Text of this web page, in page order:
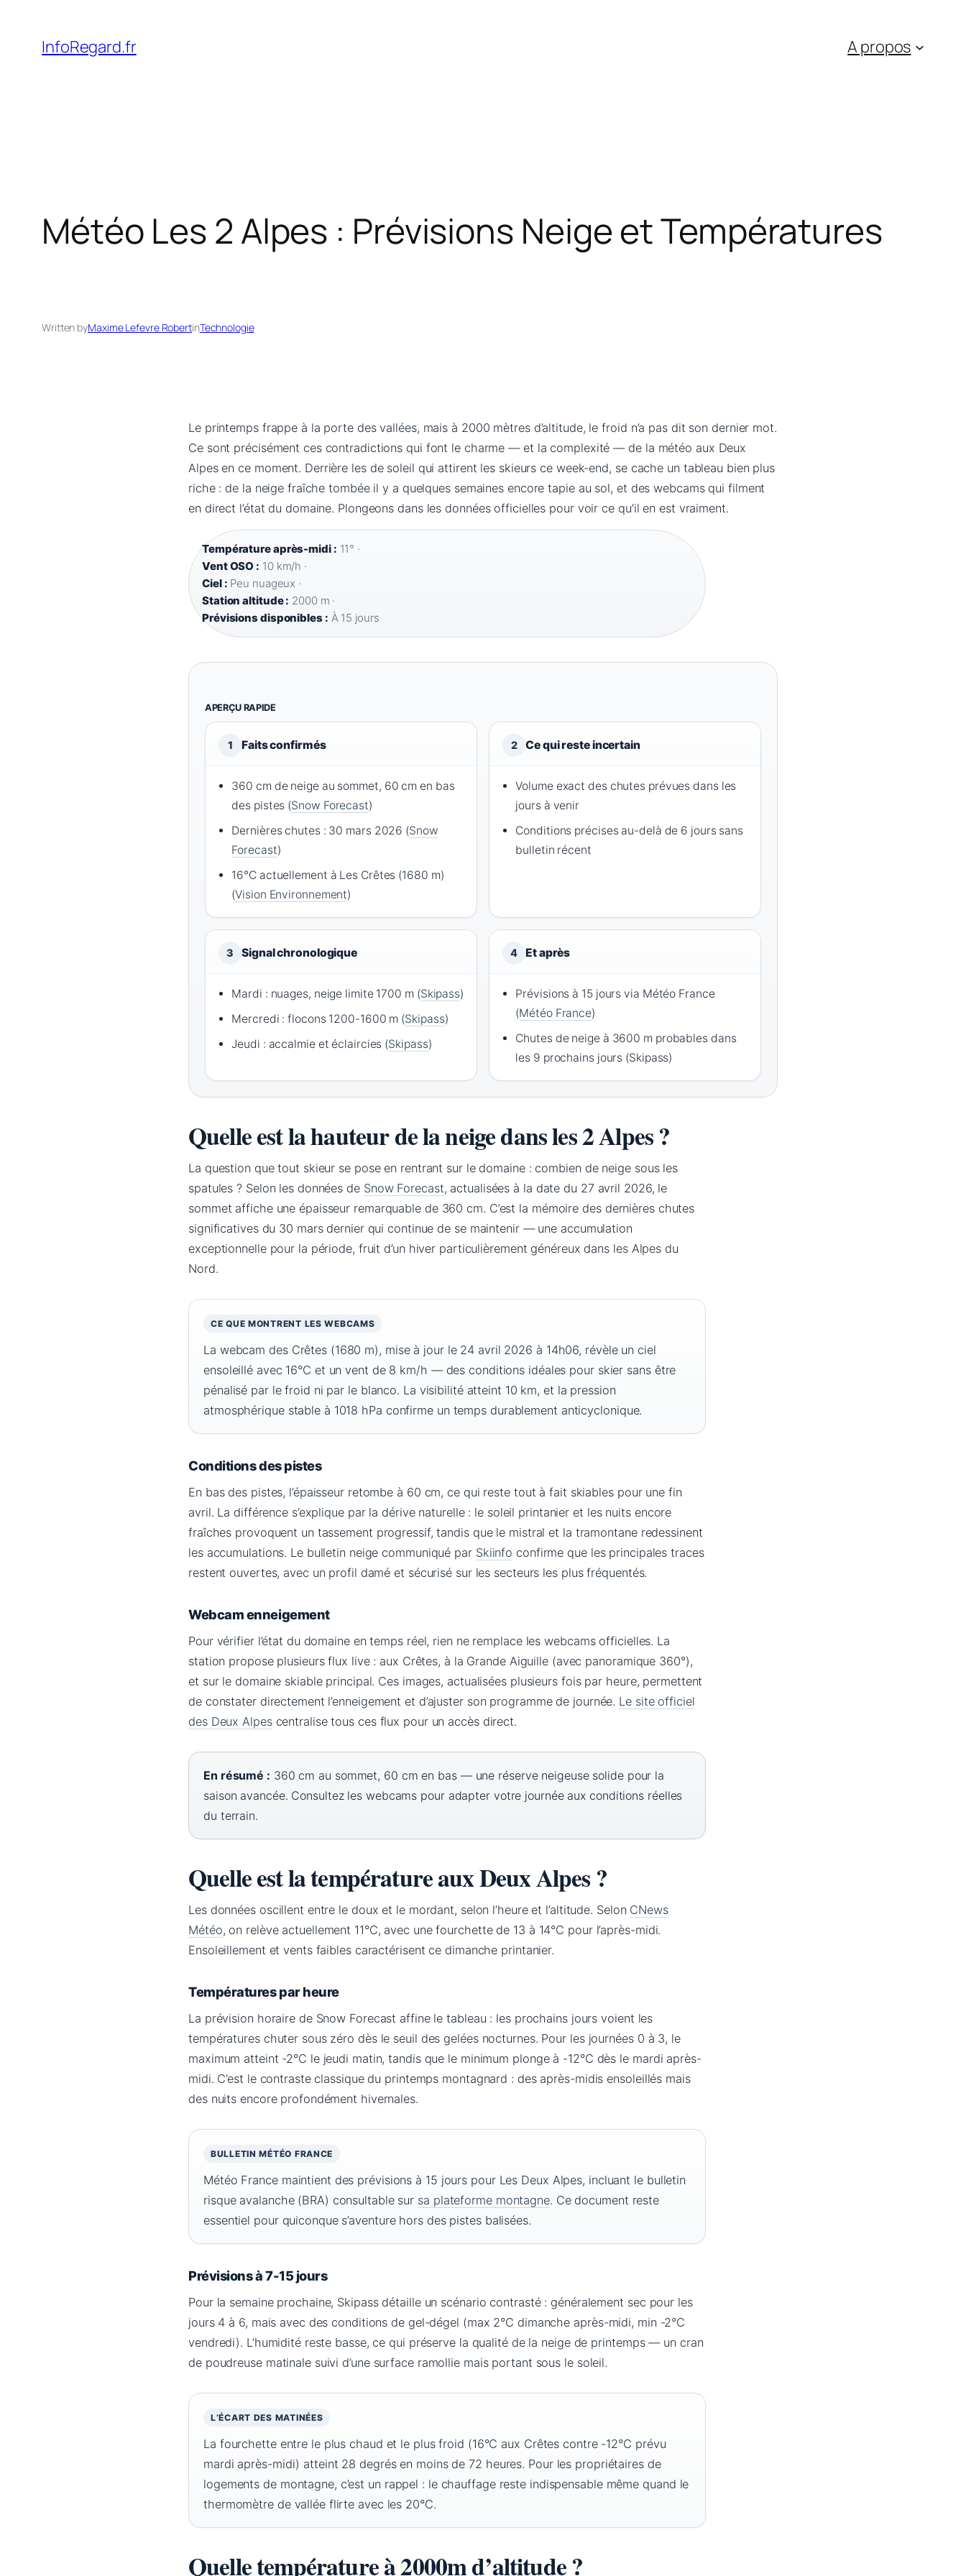
content
InfoRegard.fr A propos
Météo Les 2 Alpes : Prévisions Neige et Températures
Written byMaxime Lefevre RobertinTechnologie
Le printemps frappe à la porte des vallées, mais à 2000 mètres d’altitude, le froid n’a pas dit son dernier mot.
Ce sont précisément ces contradictions qui font le charme — et la complexité — de la météo aux Deux
Alpes en ce moment. Derrière les de soleil qui attirent les skieurs ce week-end, se cache un tableau bien plus
riche : de la neige fraîche tombée il y a quelques semaines encore tapie au sol, et des webcams qui filment
en direct l’état du domaine. Plongeons dans les données officielles pour voir ce qu’il en est vraiment.
Température après-midi : 11° ·
Vent OSO : 10 km/h ·
Ciel : Peu nuageux ·
Station altitude : 2000 m ·
Prévisions disponibles : À 15 jours
APERÇU RAPIDE
1 Faits confirmés
360 cm de neige au sommet, 60 cm en bas
des pistes (Snow Forecast)
Dernières chutes : 30 mars 2026 (Snow
Forecast)
16°C actuellement à Les Crêtes (1680 m)
(Vision Environnement)
2 Ce qui reste incertain
Volume exact des chutes prévues dans les
jours à venir
Conditions précises au-delà de 6 jours sans
bulletin récent
3 Signal chronologique
Mardi : nuages, neige limite 1700 m (Skipass)
Mercredi : flocons 1200-1600 m (Skipass)
Jeudi : accalmie et éclaircies (Skipass)
4 Et après
Prévisions à 15 jours via Météo France
(Météo France)
Chutes de neige à 3600 m probables dans
les 9 prochains jours (Skipass)
Quelle est la hauteur de la neige dans les 2 Alpes ?
La question que tout skieur se pose en rentrant sur le domaine : combien de neige sous les
spatules ? Selon les données de Snow Forecast, actualisées à la date du 27 avril 2026, le
sommet affiche une épaisseur remarquable de 360 cm. C’est la mémoire des dernières chutes
significatives du 30 mars dernier qui continue de se maintenir — une accumulation
exceptionnelle pour la période, fruit d’un hiver particulièrement généreux dans les Alpes du
Nord.
CE QUE MONTRENT LES WEBCAMS
La webcam des Crêtes (1680 m), mise à jour le 24 avril 2026 à 14h06, révèle un ciel
ensoleillé avec 16°C et un vent de 8 km/h — des conditions idéales pour skier sans être
pénalisé par le froid ni par le blanco. La visibilité atteint 10 km, et la pression
atmosphérique stable à 1018 hPa confirme un temps durablement anticyclonique.
Conditions des pistes
En bas des pistes, l’épaisseur retombe à 60 cm, ce qui reste tout à fait skiables pour une fin
avril. La différence s’explique par la dérive naturelle : le soleil printanier et les nuits encore
fraîches provoquent un tassement progressif, tandis que le mistral et la tramontane redessinent
les accumulations. Le bulletin neige communiqué par Skiinfo confirme que les principales traces
restent ouvertes, avec un profil damé et sécurisé sur les secteurs les plus fréquentés.
Webcam enneigement
Pour vérifier l’état du domaine en temps réel, rien ne remplace les webcams officielles. La
station propose plusieurs flux live : aux Crêtes, à la Grande Aiguille (avec panoramique 360°),
et sur le domaine skiable principal. Ces images, actualisées plusieurs fois par heure, permettent
de constater directement l’enneigement et d’ajuster son programme de journée. Le site officiel
des Deux Alpescentralise tous ces flux pour un accès direct.
En résumé : 360 cm au sommet, 60 cm en bas — une réserve neigeuse solide pour la
saison avancée. Consultez les webcams pour adapter votre journée aux conditions réelles
du terrain.
Quelle est la température aux Deux Alpes ?
Les données oscillent entre le doux et le mordant, selon l’heure et l’altitude. Selon CNews
Météo, on relève actuellement 11°C, avec une fourchette de 13 à 14°C pour l’après-midi.
Ensoleillement et vents faibles caractérisent ce dimanche printanier.
Températures par heure
La prévision horaire de Snow Forecast affine le tableau : les prochains jours voient les
températures chuter sous zéro dès le seuil des gelées nocturnes. Pour les journées 0 à 3, le
maximum atteint -2°C le jeudi matin, tandis que le minimum plonge à -12°C dès le mardi après-
midi. C’est le contraste classique du printemps montagnard : des après-midis ensoleillés mais
des nuits encore profondément hivernales.
BULLETIN MÉTÉO FRANCE
Météo France maintient des prévisions à 15 jours pour Les Deux Alpes, incluant le bulletin
risque avalanche (BRA) consultable sur sa plateforme montagne. Ce document reste
essentiel pour quiconque s’aventure hors des pistes balisées.
Prévisions à 7-15 jours
Pour la semaine prochaine, Skipass détaille un scénario contrasté : généralement sec pour les
jours 4 à 6, mais avec des conditions de gel-dégel (max 2°C dimanche après-midi, min -2°C
vendredi). L’humidité reste basse, ce qui préserve la qualité de la neige de printemps — un cran
de poudreuse matinale suivi d’une surface ramollie mais portant sous le soleil.
L’ÉCART DES MATINÉES
La fourchette entre le plus chaud et le plus froid (16°C aux Crêtes contre -12°C prévu
mardi après-midi) atteint 28 degrés en moins de 72 heures. Pour les propriétaires de
logements de montagne, c’est un rappel : le chauffage reste indispensable même quand le
thermomètre de vallée flirte avec les 20°C.
Quelle température à 2000m d’altitude ?